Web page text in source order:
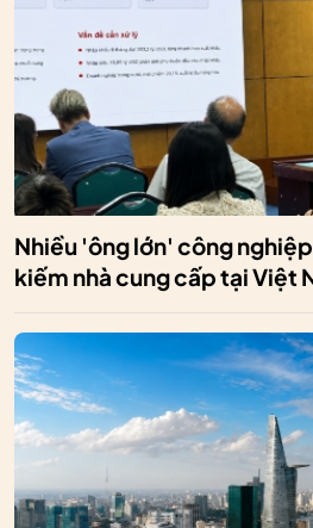
Nhiều 'ông lớn' công
kiếm nhà cung cấp tại Việt